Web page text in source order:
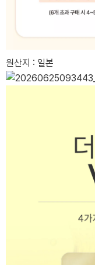
원산지 : 일본